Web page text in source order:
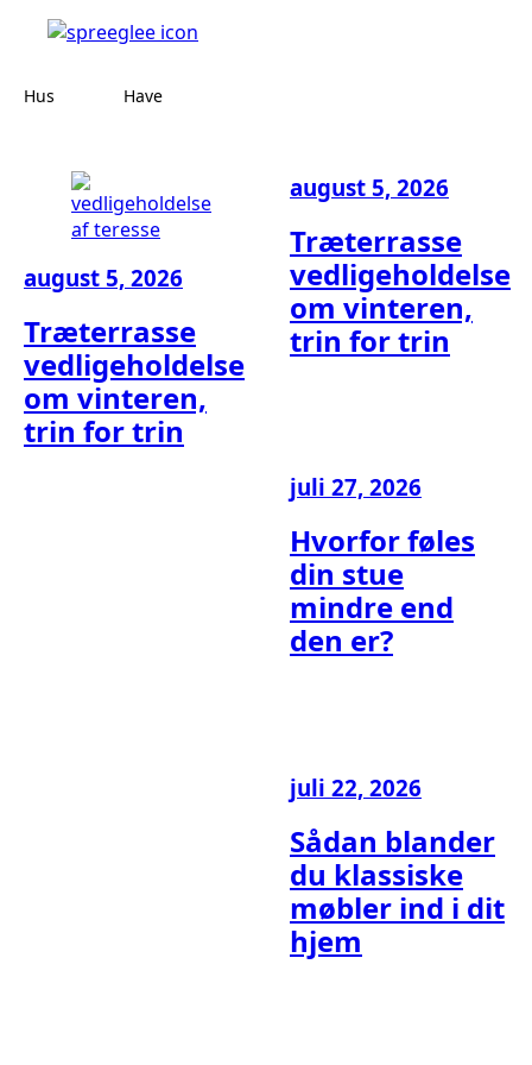
Hus Have
august 5, 2026
Træterrasse
vedligeholdelse
om vinteren,
trin for trin
august 5, 2026
Træterrasse
vedligeholdelse
om vinteren,
trin for trin
juli 27, 2026
Hvorfor føles
din stue
mindre end
den er?
juli 22, 2026
Sådan blander
du klassiske
møbler ind i dit
hjem